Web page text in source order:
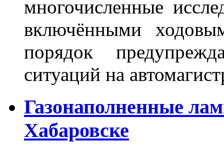
многочисленные
включёнными
порядок
ситуаций на
Газонаполненные
Хабаровске